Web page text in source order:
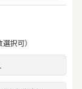
択可）